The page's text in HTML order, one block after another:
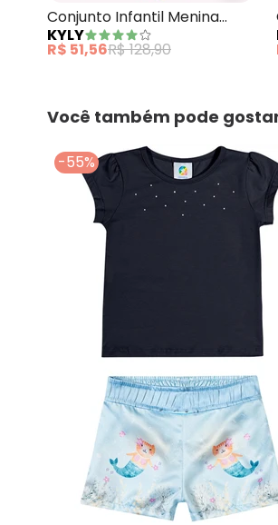
Conjunto Infantil Menina
Limões Azul Marinho
KYLY
R$ 51,56R$ 128,90
Você também pode
-55%